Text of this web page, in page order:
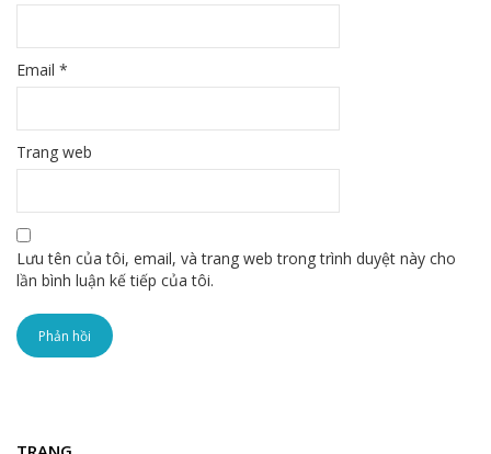
Email *
Trang web
Lưu tên của tôi, email, và trang web trong trình duyệt này cho
lần bình luận kế tiếp của tôi.